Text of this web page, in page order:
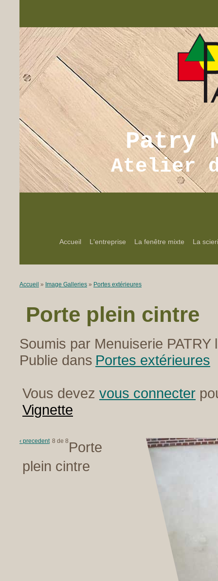
Patry
Atelier
Accueil L'entreprise La fenêtre mixte La
Accueil » Image Galleries » Portes extérieures
Porte plein cintre
Soumis par Menuiserie
Publie dans Portes extérieures
Vous devez vous connecter
Vignette
‹ precedent 8 de 8 Porte
plein cintre